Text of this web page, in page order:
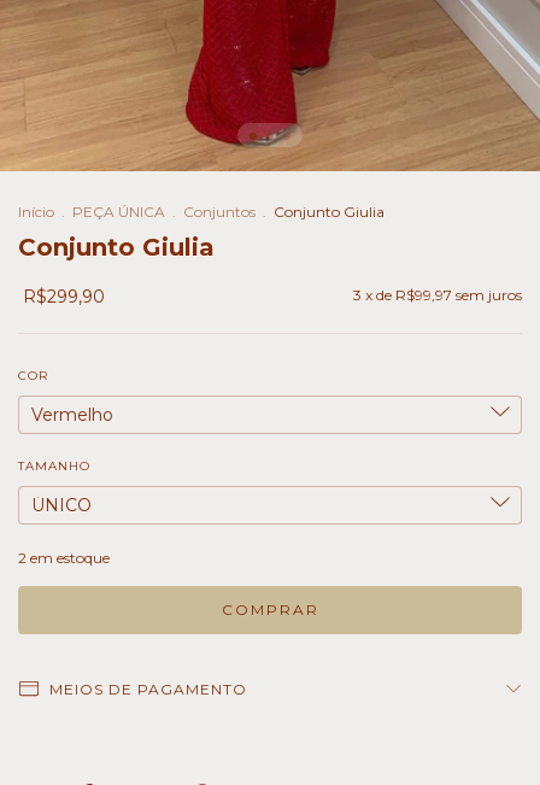
Início . PEÇA ÚNICA . Conjuntos . Conjunto Giulia
Conjunto Giulia
R$299,90 3 x de R$99,97 sem juros
COR
TAMANHO
2 em estoque
MEIOS DE PAGAMENTO